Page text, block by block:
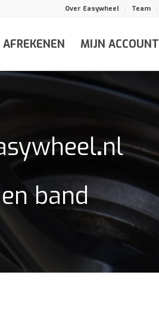
Over Easywheel Team
AFREKENEN MIJN ACCOUNT
.nl
band